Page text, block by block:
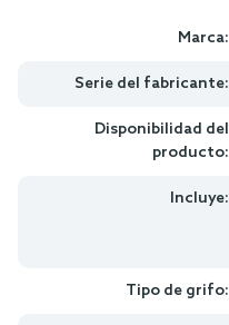
Marca:
Serie del fabricante:
Disponibilidad del
producto:
Incluye:
Tipo de grifo: